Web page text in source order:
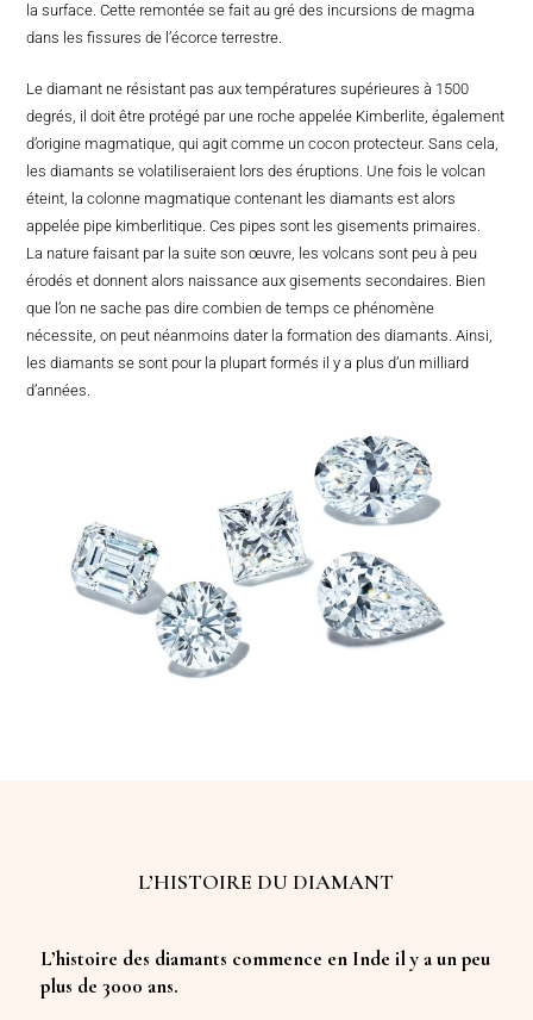
la surface. Cette remontée se fait au gré des incursions de magma
dans les fissures de l’écorce terrestre.
Le diamant ne résistant pas aux températures supérieures à 1500
degrés, il doit être protégé par une roche appelée Kimberlite, également
d’origine magmatique, qui agit comme un cocon protecteur. Sans cela,
les diamants se volatiliseraient lors des éruptions. Une fois le volcan
éteint, la colonne magmatique contenant les diamants est alors
appelée pipe kimberlitique. Ces pipes sont les gisements primaires.
La nature faisant par la suite son œuvre, les volcans sont peu à peu
érodés et donnent alors naissance aux gisements secondaires. Bien
que l’on ne sache pas dire combien de temps ce phénomène
nécessite, on peut néanmoins dater la formation des diamants. Ainsi,
les diamants se sont pour la plupart formés il y a plus d’un milliard
d’années.
L’HISTOIRE DU DIAMANT
L’histoire des diamants commence en Inde il y a un peu
plus de 3000 ans.